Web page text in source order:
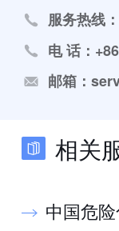
服务热线
电 话：
邮箱：
相关
中国危